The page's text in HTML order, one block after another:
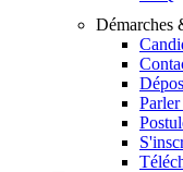
Démarches